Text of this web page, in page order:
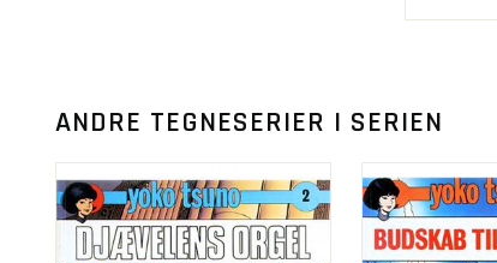
ANDRE TEGNESERIER I SERIEN